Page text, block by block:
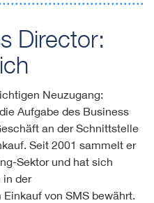
Director:
Neuzugang:
Aufgabe des Business
an der Schnittstelle
Seit 2001 sammelt er
Sektor und hat sich
in der
von SMS bewährt.